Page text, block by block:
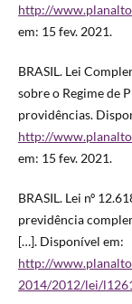
http://
em: 15 fev. 2021.
BRASIL. Lei
sobre o Regime de
providências.
http://
em: 15 fev. 2021.
BRASIL. Lei nº
previdência
[…]. Disponível em:
http://
2014/2012/lei/